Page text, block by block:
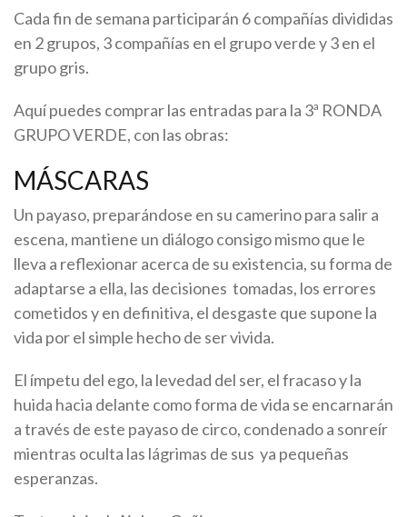
Cada fin de semana participarán 6 compañías divididas
en 2 grupos, 3 compañías en el grupo verde y 3 en el
grupo gris.
Aquí puedes comprar las entradas para la 3ª RONDA
GRUPO VERDE, con las obras:
MÁSCARAS
Un payaso, preparándose en su camerino para salir a
escena, mantiene un diálogo consigo mismo que le
lleva a reflexionar acerca de su existencia, su forma de
adaptarse a ella, las decisiones tomadas, los errores
cometidos y en definitiva, el desgaste que supone la
vida por el simple hecho de ser vivida.
El ímpetu del ego, la levedad del ser, el fracaso y la
huida hacia delante como forma de vida se encarnarán
a través de este payaso de circo, condenado a sonreír
mientras oculta las lágrimas de sus ya pequeñas
esperanzas.